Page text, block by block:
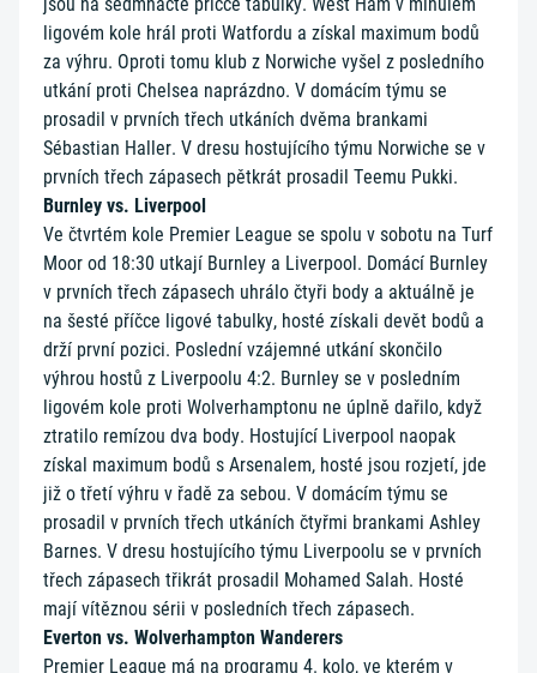
ligovém kole hrál proti Watfordu a získal maximum bodů
za výhru. Oproti tomu klub z Norwiche vyšel z posledního
utkání proti Chelsea naprázdno. V domácím týmu se
prosadil v prvních třech utkáních dvěma brankami
Sébastian Haller. V dresu hostujícího týmu Norwiche se v
prvních třech zápasech pětkrát prosadil Teemu Pukki.
Burnley vs. Liverpool
Ve čtvrtém kole Premier League se spolu v sobotu na Turf
Moor od 18:30 utkají Burnley a Liverpool. Domácí Burnley
v prvních třech zápasech uhrálo čtyři body a aktuálně je
na šesté příčce ligové tabulky, hosté získali devět bodů a
drží první pozici. Poslední vzájemné utkání skončilo
výhrou hostů z Liverpoolu 4:2. Burnley se v posledním
ligovém kole proti Wolverhamptonu ne úplně dařilo, když
ztratilo remízou dva body. Hostující Liverpool naopak
získal maximum bodů s Arsenalem, hosté jsou rozjetí, jde
již o třetí výhru v řadě za sebou. V domácím týmu se
prosadil v prvních třech utkáních čtyřmi brankami Ashley
Barnes. V dresu hostujícího týmu Liverpoolu se v prvních
třech zápasech třikrát prosadil Mohamed Salah. Hosté
mají vítěznou sérii v posledních třech zápasech.
Everton vs. Wolverhampton Wanderers
Premier League má na programu 4. kolo, ve kterém v